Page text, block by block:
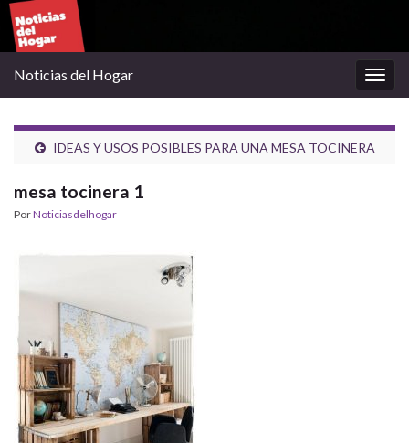
la
Noticias del Hogar
IDEAS Y USOS POSIBLES PARA UNA MESA TOCINERA
mesa tocinera 1
PorNoticiasdelhogar